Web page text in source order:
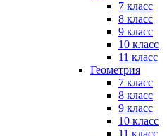
7 класс
8 класс
9 класс
10 класс
11 класс
Геометрия
7 класс
8 класс
9 класс
10 класс
11 класс